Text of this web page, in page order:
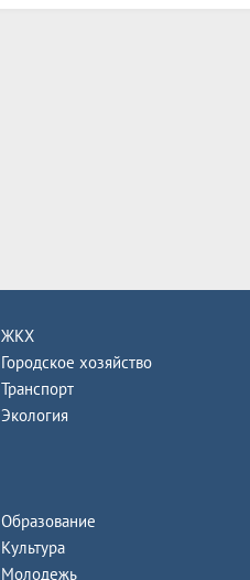
ЖКХ
Городское хозяйство
Транспорт
Экология
Образование
Культура
Молодежь